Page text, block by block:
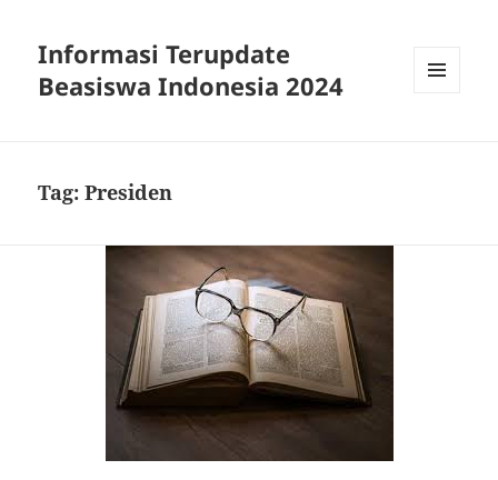
Informasi Terupdate
Beasiswa Indonesia 2024
Tag:Presiden